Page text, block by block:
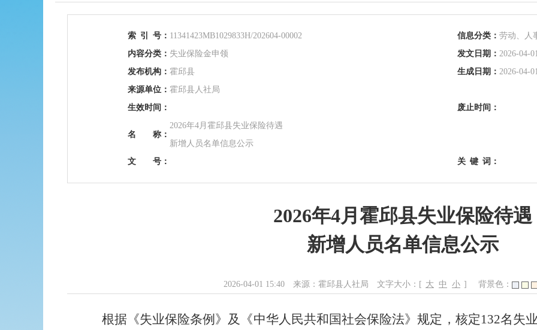
索 引 号： 11341423MB1029833H/202604-00002 信息分类： 劳动、人
内容分类： 失业保险金申领 发文日期： 2026-04-
发布机构： 霍邱县 生成日期： 2026-04-
来源单位： 霍邱县人社局
生效时间：
废止时间：
名 称：
2026年4月霍邱县失业保险待遇
新增人员名单信息公示
文 号：
关 键 词：
2026年4月霍邱县失业保险待遇
新增人员名单信息公示
2026-04-01 15:40 来源：霍邱县人社局 文字大小：[ 大 中 小 ] 背景色：
根据《失业保险条例 》及《中华人民共和国社会保险法》规定，核定132名失